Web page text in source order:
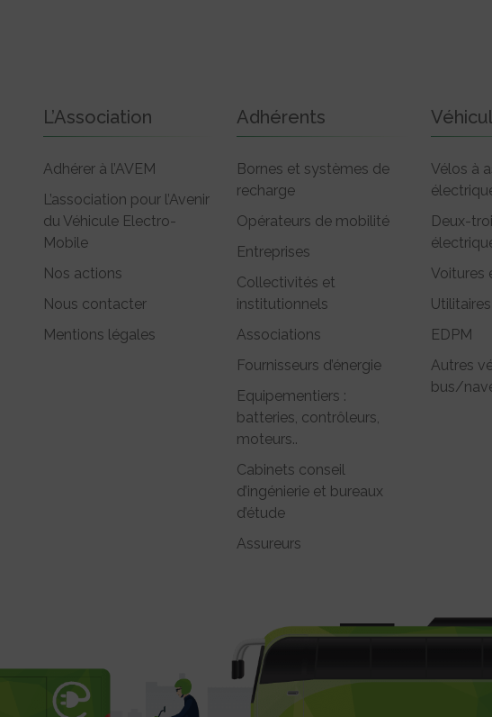
L’Association
Adhérer à l’AVEM
L’association pour l’Avenir
du Véhicule Electro-
Mobile
Nos actions
Nous contacter
Mentions légales
Adhérents
Bornes et systèmes de
recharge
Opérateurs de mobilité
Entreprises
Collectivités et
institutionnels
Associations
Fournisseurs d’énergie
Equipementiers :
batteries, contrôleurs,
moteurs..
Cabinets conseil
d’ingénierie et bureaux
d’étude
Assureurs
Vélos à
Deux-
Voitures
Utilitaires
EDPM
Autres
bus/